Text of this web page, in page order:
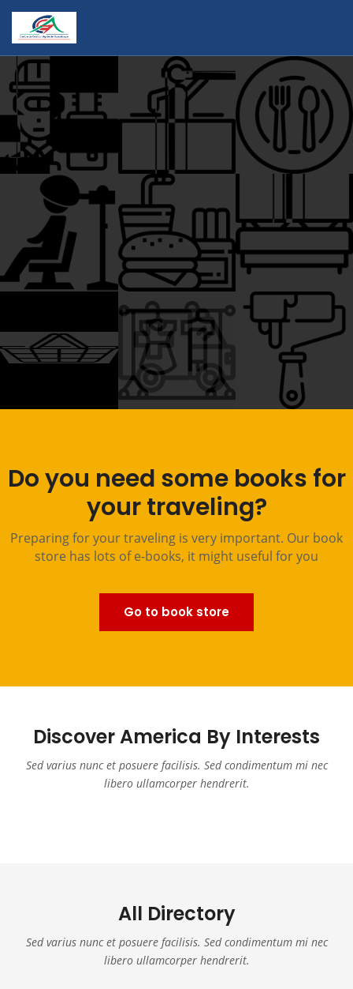
ALU PRESTIGE
2010
KARUKERA
EI TURLAS
COCOPASSION
ICE CREAM
RESIDENCE DE
LA
CARAVELLE
JEU CONSULT
BOUTIQUE
AMBULANCE
Do you need some books for
your traveling?
Preparing for your traveling is very important. Our book
store has lots of e-books, it might useful for you
Go to book store
Discover America By Interests
Sed varius nunc et posuere facilisis. Sed condimentum mi nec
libero ullamcorper hendrerit.
All Directory
Sed varius nunc et posuere facilisis. Sed condimentum mi nec
libero ullamcorper hendrerit.